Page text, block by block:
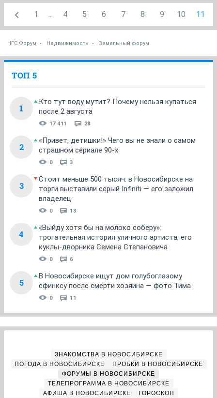
1 ... 4 5 6 7 8 9 10 11
НГС.Форум Недвижимость Земельный форум
ТОП 5
1
Кто тут воду мутит? Почему нельзя купаться
после 2 августа
17 411 28
2
«Привет, детишки!» Чего вы не знали о самом
страшном сериале 90-х
0 3
3
Стоит меньше 500 тысяч: в Новосибирске на
торги выставили серый Infiniti — его заложил
владелец
0 13
4
«Выйду хотя бы на молоко соберу»:
трогательная история уличного артиста, его
куклы-дворника Семена Степановича
0 6
5
В Новосибирске ищут дом голубоглазому
сфинксу после смерти хозяина — фото Тима
0 11
ЗНАКОМСТВА В НОВОСИБИРСКЕ
ПОГОДА В НОВОСИБИРСКЕ
ПРОБКИ В НОВОСИБИРСКЕ
ФОРУМЫ В НОВОСИБИРСКЕ
ТЕЛЕПРОГРАММА В НОВОСИБИРСКЕ
АФИША В НОВОСИБИРСКЕ
ГОРОСКОП